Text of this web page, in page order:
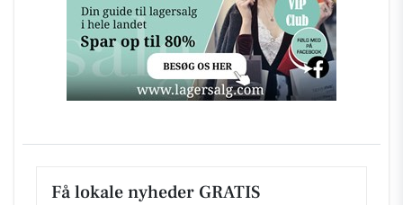
Få lokale nyheder GRATIS